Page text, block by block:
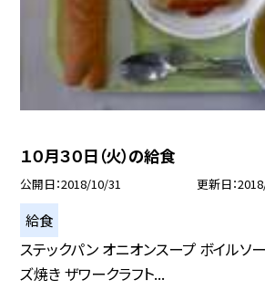
１０月３０日（火）の給食
公開日 2018/10/31 更新日
給食
ステックパン オニオンスープ ボイルソ
ズ焼き ザワークラフト...